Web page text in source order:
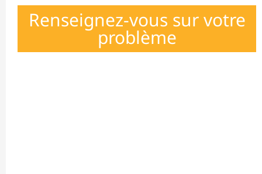
Renseignez-vous sur votre
problème